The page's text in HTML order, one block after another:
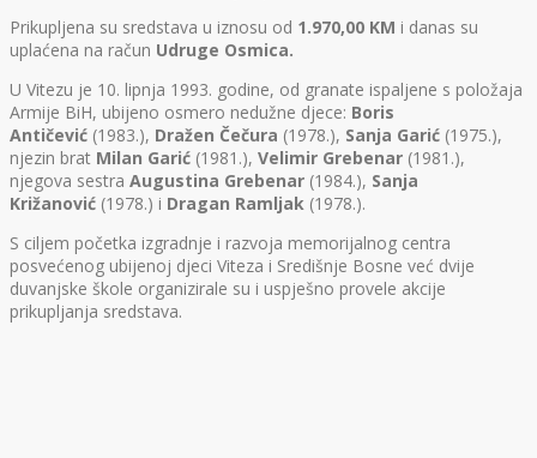
Prikupljena su sredstava u iznosu od 1.970,00 KM i danas su
uplaćena na račun Udruge Osmica.
U Vitezu je 10. lipnja 1993. godine, od granate ispaljene s položaja
Armije BiH, ubijeno osmero nedužne djece: Boris
Antičević (1983.), Dražen Čečura (1978.), Sanja Garić (1975.),
njezin brat Milan Garić (1981.), Velimir Grebenar (1981.),
njegova sestra Augustina Grebenar (1984.), Sanja
Križanović (1978.) i Dragan Ramljak (1978.).
S ciljem početka izgradnje i razvoja memorijalnog centra
posvećenog ubijenoj djeci Viteza i Središnje Bosne već dvije
duvanjske škole organizirale su i uspješno provele akcije
prikupljanja sredstava.